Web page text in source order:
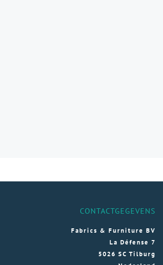
CONTACTGEGEVENS
Fabrics & Furniture BV
La Défense 7
5026 SC Tilburg